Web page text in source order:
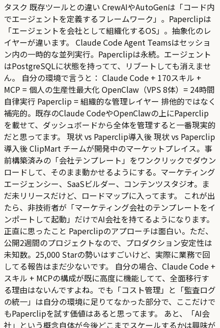
タスク 既存ツールとの違い CrewAIやAutoGenは「コード内
でエージェントを定義するフレームワーク」。Paperclipは
「エージェントを会社として組織化するOS」。抽象化のレ
イヤーが違います。 Claude Code Agent Teamsはセッショ
ン内の一時的な並列実行。Paperclipは永続。エージェント
はPostgreSQLに状態を持ってて、リブートしても消えませ
ん。 自分の環境で言うと： Claude Code + 170スキル +
MCP = 個人の生産性最大化 OpenClaw（VPS 8体）= 24時間
自律実行 Paperclip = 組織的な管理レイヤー 排他的ではなく
補完的。既存のClaude CodeやOpenClawの上にPaperclip
を載せて、ダッシュボードから全体を管理すると一番現実的
だと思ってます。 現状 vs Paperclip導入後 現状 vs Paperclip
導入後 ClipMart チームが開発中のマーケットプレイス。事
前構築済みの「会社テンプレート」をワンクリックでダウン
ロードして、そのまま動かせるようにする。マーケティング
エージェンシー、SaaSビルダー、コンテンツスタジオ。ま
だ未リリースだけど、ロードマップに入ってます。 これが出
たら、非技術者が「マーケティング会社のテンプレートをイ
ンポートして起動」だけでAI会社を持てるようになります。
正直に思ったこと Paperclipのアプローチは面白い。ただ、
公開2週間のプロジェクトなので、プロダクション安定性は
未知数。25,000 Starの勢いはすごいけど、実際に業務で回
してる報告はまだ少ないです。 自分の場合、Claude Code +
スキル + MCPの構成が既に高度に機能してて、全面移行す
る理由はないんですよね。でも「コスト管理」と「監査ログ
の統一」は自分の環境に足りてなかった部分で、ここだけで
もPaperclipを試す価値はあると思ってます。 あと、「AI会
社」という概念自体が今後どこまでスケールするかは興味が